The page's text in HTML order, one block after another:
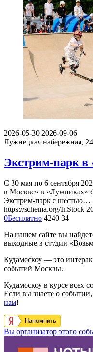
2026-05-30 2026-09-06
Лужнецкая набережная, 24
Экстрим-парк в
С 30 мая по 6 сентября
в Москве» в «Лужниках»
Экстрим-парк с шестью…
https://schema.org/InStock
0Бесплатно 4240 34
На нашем сайте вы
выходные в студии
Кудамоскоу — это
событий Москвы.
Кудамоскоу в курсе всех
Если вы знаете о событии,
нам!
Напомнить
Вы организатор этого